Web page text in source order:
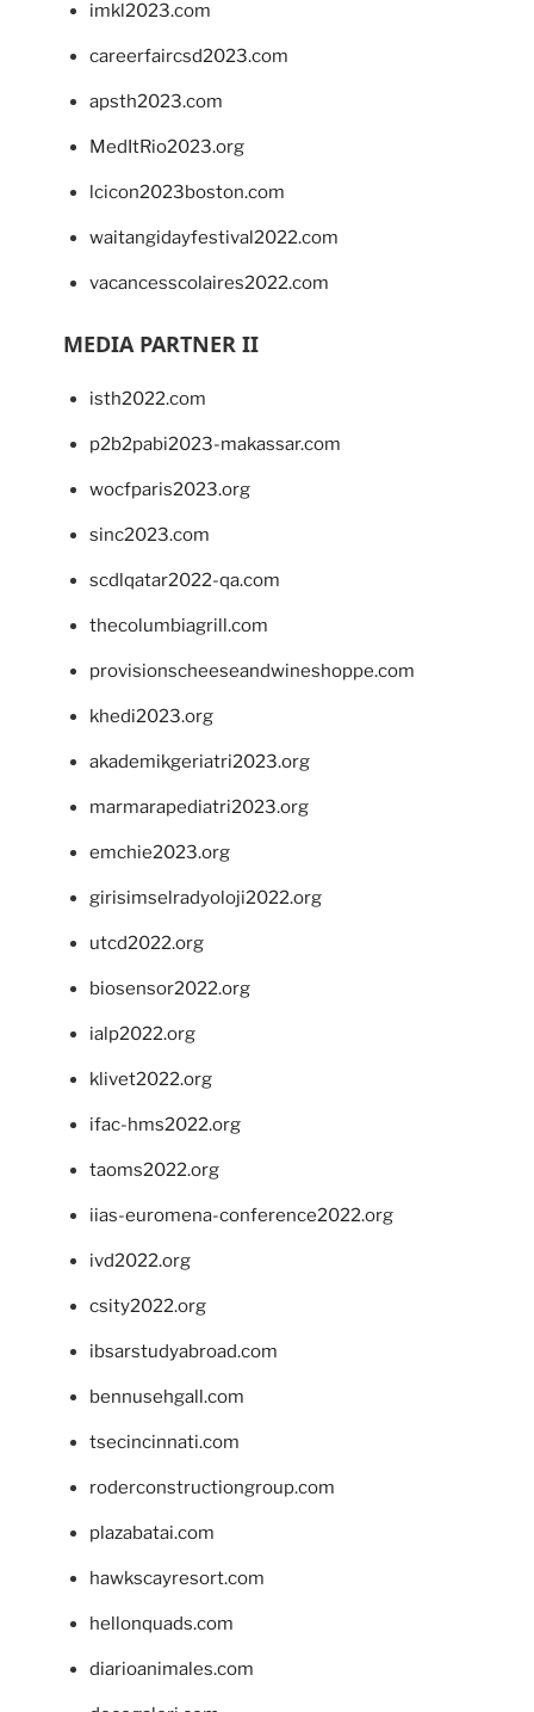
imkl2023.com
careerfaircsd2023.com
apsth2023.com
MedItRio2023.org
lcicon2023boston.com
waitangidayfestival2022.com
vacancesscolaires2022.com
MEDIA PARTNER II
isth2022.com
p2b2pabi2023-makassar.com
wocfparis2023.org
sinc2023.com
scdlqatar2022-qa.com
thecolumbiagrill.com
provisionscheeseandwineshoppe.com
khedi2023.org
akademikgeriatri2023.org
marmarapediatri2023.org
emchie2023.org
girisimselradyoloji2022.org
utcd2022.org
biosensor2022.org
ialp2022.org
klivet2022.org
ifac-hms2022.org
taoms2022.org
iias-euromena-conference2022.org
ivd2022.org
csity2022.org
ibsarstudyabroad.com
bennusehgall.com
tsecincinnati.com
roderconstructiongroup.com
plazabatai.com
hawkscayresort.com
hellonquads.com
diarioanimales.com